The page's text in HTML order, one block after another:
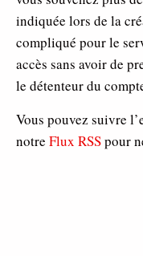
indiquée lors de la
compliqué pour le
accès sans avoir de
le détenteur du
Vous pouvez suivre
notre Flux RSSpour